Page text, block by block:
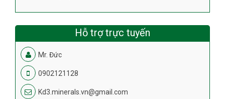
Hỗ trợ trực tuyến
Mr. Đức
0902121128
Kd3.minerals.vn@gmail.com